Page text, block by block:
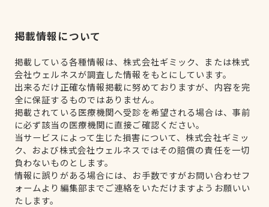
掲載情報について
掲載している各種情報は、株式会社ギミック、または株式
会社ウェルネスが調査した情報をもとにしています。
出来るだけ正確な情報掲載に努めておりますが、内容を完
全に保証するものではありません。
掲載されている医療機関へ受診を希望される場合は、事前
に必ず該当の医療機関に直接ご確認ください。
当サービスによって生じた損害について、株式会社ギミッ
ク、および株式会社ウェルネスではその賠償の責任を一切
負わないものとします。
情報に誤りがある場合には、お手数ですがお問い合わせフ
ォームより編集部までご連絡をいただけますようお願いい
たします。